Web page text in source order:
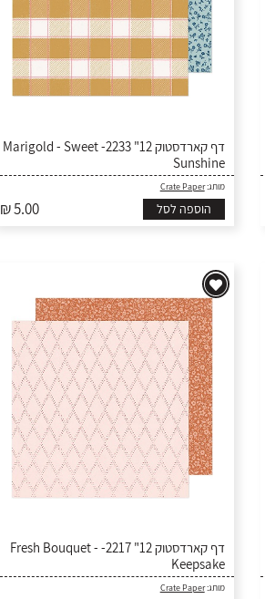
דף קארדסטוק 12" 2233- Marigold - Sweet
Sunshine
מותג:Crate Paper
₪ 5.00 הוספה לסל
דף קארדסטוק 12" 2217- Fresh Bouquet -
Keepsake
מותג:Crate Paper